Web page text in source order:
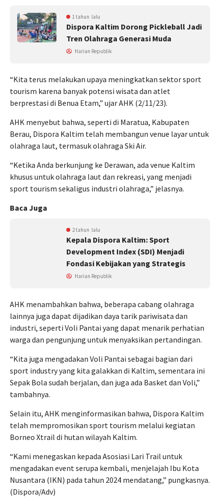
1 tahun lalu
Dispora Kaltim Dorong Pickleball Jadi
Tren Olahraga Generasi Muda
Harian Republik
“Kita terus melakukan upaya meningkatkan sektor sport
tourism karena banyak potensi wisata dan atlet
berprestasi di Benua Etam,” ujar AHK (2/11/23).
AHK menyebut bahwa, seperti di Maratua, Kabupaten
Berau, Dispora Kaltim telah membangun venue layar untuk
olahraga laut, termasuk olahraga Ski Air.
“Ketika Anda berkunjung ke Derawan, ada venue Kaltim
khusus untuk olahraga laut dan rekreasi, yang menjadi
sport tourism sekaligus industri olahraga,” jelasnya.
Baca Juga
2 tahun lalu
Kepala Dispora Kaltim: Sport
Development Index (SDI) Menjadi
Fondasi Kebijakan yang Strategis
Harian Republik
AHK menambahkan bahwa, beberapa cabang olahraga
lainnya juga dapat dijadikan daya tarik pariwisata dan
industri, seperti Voli Pantai yang dapat menarik perhatian
warga dan pengunjung untuk menyaksikan pertandingan.
“Kita juga mengadakan Voli Pantai sebagai bagian dari
sport industry yang kita galakkan di Kaltim, sementara ini
Sepak Bola sudah berjalan, dan juga ada Basket dan Voli,”
tambahnya.
Selain itu, AHK menginformasikan bahwa, Dispora Kaltim
telah mempromosikan sport tourism melalui kegiatan
Borneo Xtrail di hutan wilayah Kaltim.
“Kami menegaskan kepada Asosiasi Lari Trail untuk
mengadakan event serupa kembali, menjelajah Ibu Kota
Nusantara (IKN) pada tahun 2024 mendatang,” pungkasnya.
(Dispora/Adv)